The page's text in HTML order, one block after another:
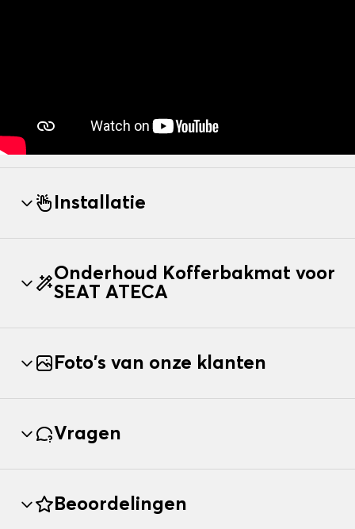
Installatie
Onderhoud Kofferbakmat voor
SEAT ATECA
Foto's van onze klanten
Vragen
Beoordelingen